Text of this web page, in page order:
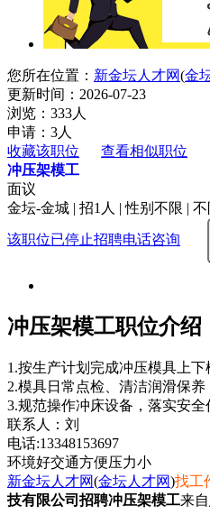
您所在位置： 新金坛人才网(金
更新时间：2026-07-23
浏览：333人
申请：3人
收藏该职位
查看相似职位
冲压架模工
面议
金坛-金城 | 招1人 | 性别不限 |
该职位已停止招聘电话咨询
冲压架模工职位介绍
1.按生产计划完成冲压模具上
2.模具日常点检、清洁润滑保
3.规范操作冲床设备，落实安
联系人：刘
电话:13348153697
环境好交通方便压力小
新金坛人才网(金坛人才网)找工
技有限公司招聘冲压架模工来自